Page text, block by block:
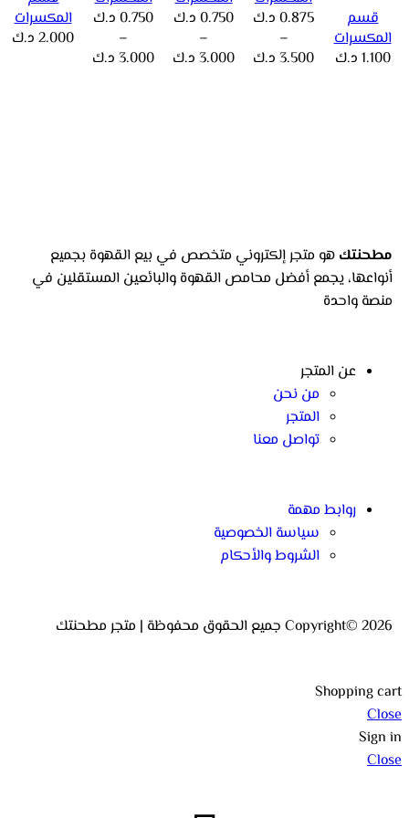
قسم
المكسرات
1.100 د.ك
0.875 د.ك
–
3.500 د.ك
0.750 د.ك
–
3.000 د.ك
0.750 د.ك
–
3.000 د.ك
المكسرات
2.000 د.ك
مطحنتك هو متجر إلكتروني متخصص في بيع القهوة بجميع
أنواعها، يجمع أفضل محامص القهوة والبائعين المستقلين في
منصة واحدة
عن المتجر
من نحن
المتجر
تواصل معنا
روابط مهمة
سياسة الخصوصية
الشروط والأحكام
Copyright© 2026 جميع الحقوق محفوظة | متجر مطحنتك
Shopping cart
Close
Sign in
Close